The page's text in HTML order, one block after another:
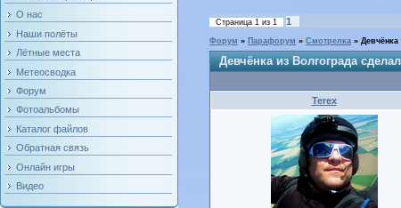
О нас
Наши полёты
Лётные места
Метеосводка
Форум
Фотоальбомы
Каталог файлов
Обратная связь
Онлайн игры
Видео
Страница 1 из 1 1
Форум » Парафорум » Смотрелка »
Девчёнка из Волгограда
Terex